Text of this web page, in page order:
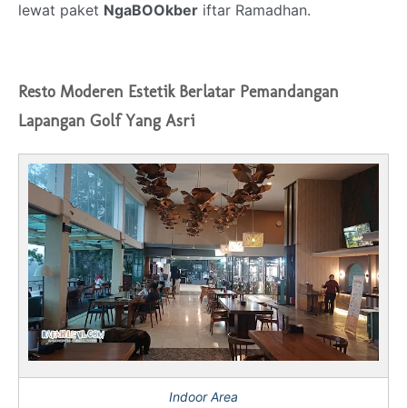
lewat paket NgaBOOkber iftar Ramadhan.
Resto Moderen Estetik Berlatar Pemandangan
Lapangan Golf Yang Asri
Indoor Area